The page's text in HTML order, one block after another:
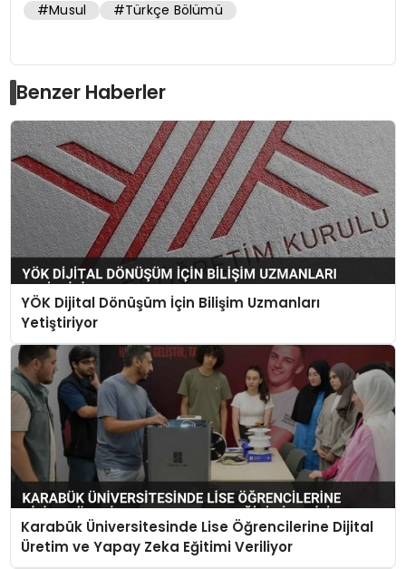
#Musul #Türkçe Bölümü
Benzer Haberler
YÖK Dijital Dönüşüm İçin Bilişim Uzmanları
Yetiştiriyor
Karabük Üniversitesinde Lise Öğrencilerine Dijital
Üretim ve Yapay Zeka Eğitimi Veriliyor